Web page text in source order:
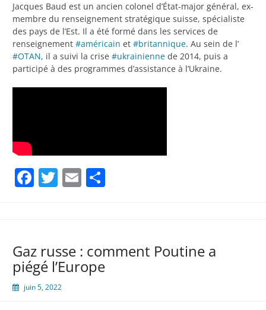
Jacques Baud est un ancien colonel d’État-major général, ex-
membre du renseignement stratégique suisse, spécialiste
des pays de l’Est. Il a été formé dans les services de
renseignement #américain et #britannique. Au sein de l’
#OTAN, il a suivi la crise #ukrainienne de 2014, puis a
participé à des programmes d’assistance à l’Ukraine.
Facebook
Twitter
Email
Gaz russe : comment Poutine a
piégé l’Europe
juin 5, 2022